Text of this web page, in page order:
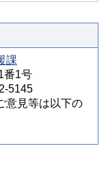
課
番1号
5145
意見等は以下の